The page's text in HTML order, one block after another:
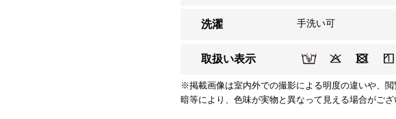
洗濯 手洗い可
取扱い表示
※掲載画像は室内外での撮影による明度の違いや、
暗等により、色味が実物と異なって見える場合がござ